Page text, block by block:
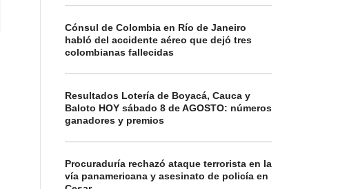
Cónsul de Colombia en Río de Janeiro
habló del accidente aéreo que dejó tres
colombianas fallecidas
Resultados Lotería de Boyacá, Cauca y
Baloto HOY sábado 8 de AGOSTO: números
ganadores y premios
Procuraduría rechazó ataque terrorista en la
vía panamericana y asesinato de policía en